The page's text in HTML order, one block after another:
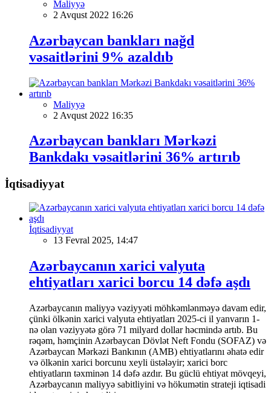
Maliyyə
2 Avqust 2022 16:26
Azərbaycan bankları nağd
vəsaitlərini 9% azaldıb
Maliyyə
2 Avqust 2022 16:35
Azərbaycan bankları Mərkəzi
Bankdakı vəsaitlərini 36% artırıb
İqtisadiyyat
İqtisadiyyat
13 Fevral 2025, 14:47
Azərbaycanın xarici valyuta
ehtiyatları xarici borcu 14 dəfə aşdı
Azərbaycanın maliyyə vəziyyəti möhkəmlənməyə davam edir,
çünki ölkənin xarici valyuta ehtiyatları 2025-ci il yanvarın 1-
nə olan vəziyyətə görə 71 milyard dollar həcmində artıb. Bu
rəqəm, həmçinin Azərbaycan Dövlət Neft Fondu (SOFAZ) və
Azərbaycan Mərkəzi Bankının (AMB) ehtiyatlarını əhatə edir
və ölkənin xarici borcunu xeyli üstələyir; xarici borc
ehtiyatların təxminən 14 dəfə azdır. Bu güclü ehtiyat mövqeyi,
Azərbaycanın maliyyə sabitliyini və hökumətin strateji iqtisadi